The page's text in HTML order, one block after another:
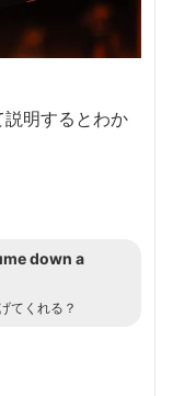
説明するとわか
down a
てくれる？